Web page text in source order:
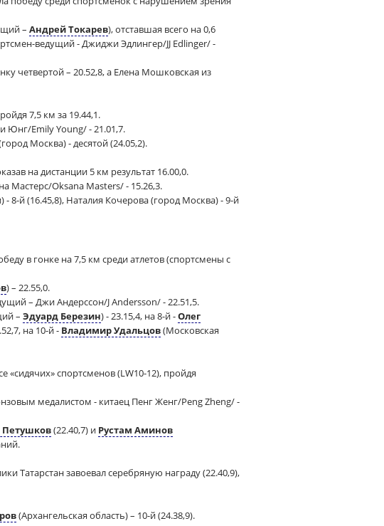
– Андрей Токарев), отставшая всего на 0,6
ведущий - Джиджи Эдлингер/JJ Edlinger/ -
четвертой – 20.52,8, а Елена Мошковская из
7,5 км за 19.44,1.
Юнг/Emily Young/ - 21.01,7.
Москва) - десятой (24.05,2).
на дистанции 5 км результат 16.00,0.
Мастерс/Oksana Masters/ - 15.26,3.
- 8-й (16.45,8), Наталия Кочерова (город Москва) - 9-й
в гонке на 7,5 км среди атлетов (спортсмены с
) – 22.55,0.
– Джи Андерссон/J Andersson/ - 22.51,5.
– Эдуард Березин) - 23.15,4, на 8-й -Олег
на 10-й - Владимир Удальцов(Московская
«сидячих» спортсменов (LW10-12), пройдя
медалистом - китаец Пенг Женг/Peng Zheng/ -
Петушков(22.40,7) и Рустам Аминов
Татарстан завоевал серебряную награду (22.40,9),
(Архангельская область) – 10-й (24.38,9).